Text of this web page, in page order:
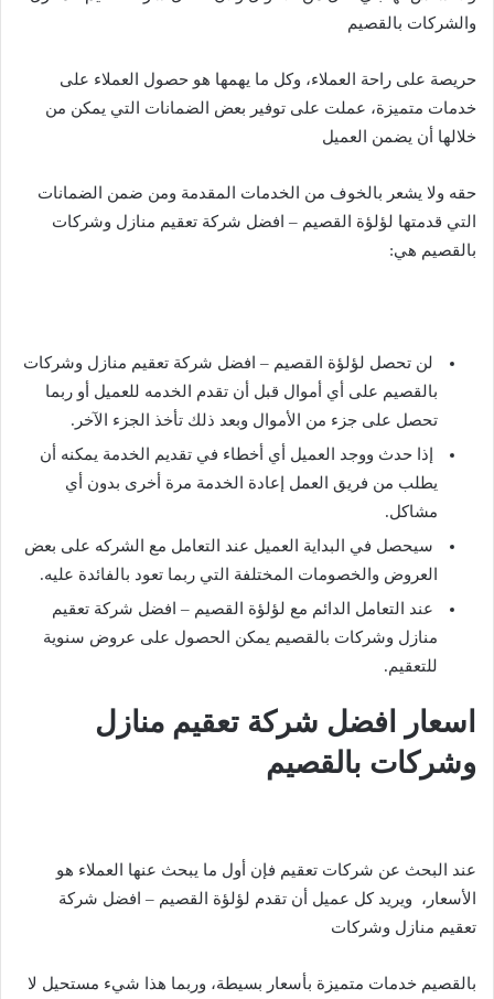
والشركات بالقصيم
حريصة على راحة العملاء، وكل ما يهمها هو حصول العملاء على
خدمات متميزة، عملت على توفير بعض الضمانات التي يمكن من
خلالها أن يضمن العميل
حقه ولا يشعر بالخوف من الخدمات المقدمة ومن ضمن الضمانات
التي قدمتها لؤلؤة القصيم – افضل شركة تعقيم منازل وشركات
بالقصيم هي:
لن تحصل لؤلؤة القصيم – افضل شركة تعقيم منازل وشركات
بالقصيم على أي أموال قبل أن تقدم الخدمه للعميل أو ربما
تحصل على جزء من الأموال وبعد ذلك تأخذ الجزء الآخر.
إذا حدث ووجد العميل أي أخطاء في تقديم الخدمة يمكنه أن
يطلب من فريق العمل إعادة الخدمة مرة أخرى بدون أي
مشاكل.
سيحصل في البداية العميل عند التعامل مع الشركه على بعض
العروض والخصومات المختلفة التي ربما تعود بالفائدة عليه.
عند التعامل الدائم مع لؤلؤة القصيم – افضل شركة تعقيم
منازل وشركات بالقصيم يمكن الحصول على عروض سنوية
للتعقيم.
اسعار افضل شركة تعقيم منازل
وشركات بالقصيم
عند البحث عن شركات تعقيم فإن أول ما يبحث عنها العملاء هو
الأسعار، ويريد كل عميل أن تقدم لؤلؤة القصيم – افضل شركة
تعقيم منازل وشركات
بالقصيم خدمات متميزة بأسعار بسيطة، وربما هذا شيء مستحيل لا